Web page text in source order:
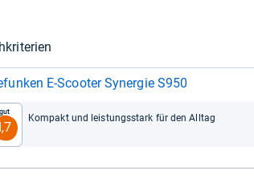
E-​Scoo­ter Syn­er­gie S950
Gut
Kom­pakt und leis­tungs­stark für den All­tag